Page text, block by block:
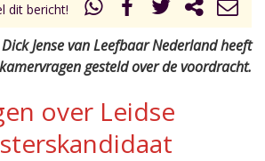
dit bericht!
Jense van Leefbaar Nederland heeft
kamervragen gesteld over de voordracht.
over Leidse